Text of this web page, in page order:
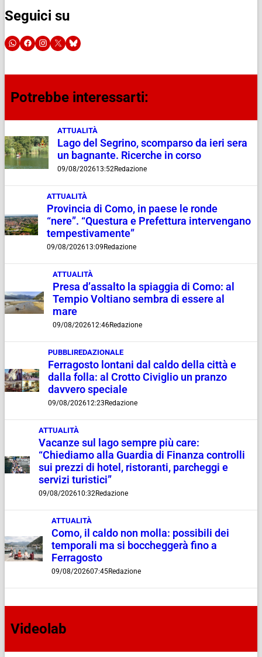
Seguici su
Potrebbe interessarti:
ATTUALITÀ
Lago del Segrino, scomparso da ieri sera
un bagnante. Ricerche in corso
09/08/202613:52Redazione
ATTUALITÀ
Provincia di Como, in paese le ronde
“nere”. “Questura e Prefettura intervengano
tempestivamente”
09/08/202613:09Redazione
ATTUALITÀ
Presa d’assalto la spiaggia di Como: al
Tempio Voltiano sembra di essere al
mare
09/08/202612:46Redazione
PUBBLIREDAZIONALE
Ferragosto lontani dal caldo della città e
dalla folla: al Crotto Civiglio un pranzo
davvero speciale
09/08/202612:23Redazione
ATTUALITÀ
Vacanze sul lago sempre più care:
“Chiediamo alla Guardia di Finanza controlli
sui prezzi di hotel, ristoranti, parcheggi e
servizi turistici”
09/08/202610:32Redazione
ATTUALITÀ
Como, il caldo non molla: possibili dei
temporali ma si boccheggerà fino a
Ferragosto
09/08/202607:45Redazione
Videolab